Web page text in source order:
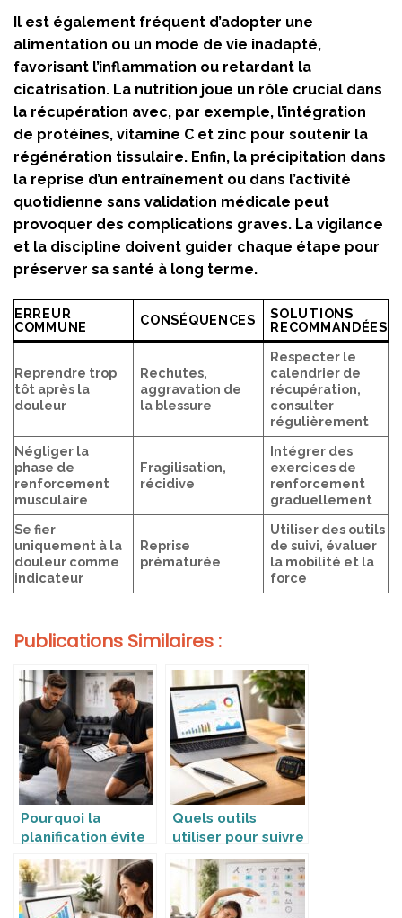
Il est également fréquent d’adopter une
alimentation ou un mode de vie inadapté,
favorisant l’inflammation ou retardant la
cicatrisation. La nutrition joue un rôle crucial dans
la récupération avec, par exemple, l’intégration
de protéines, vitamine C et zinc pour soutenir la
régénération tissulaire. Enfin, la précipitation dans
la reprise d’un entraînement ou dans l’activité
quotidienne sans validation médicale peut
provoquer des complications graves. La vigilance
et la discipline doivent guider chaque étape pour
préserver sa santé à long terme.
ERREUR
COMMUNE
CONSÉQUENCES
SOLUTIONS
RECOMMANDÉES
Reprendre trop
tôt après la
douleur
Rechutes,
aggravation de
la blessure
Respecter le
calendrier de
récupération,
consulter
régulièrement
Négliger la
phase de
renforcement
musculaire
Fragilisation,
récidive
Intégrer des
exercices de
renforcement
graduellement
Se fier
uniquement à la
douleur comme
indicateur
Reprise
prématurée
Utiliser des outils
de suivi, évaluer
la mobilité et la
force
Publications Similaires :
Pourquoi la
planification évite
les blessures ?
Quels outils
utiliser pour suivre
ses progrès ?